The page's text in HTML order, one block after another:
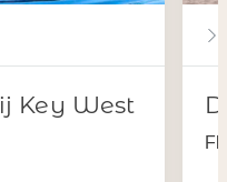
Key West